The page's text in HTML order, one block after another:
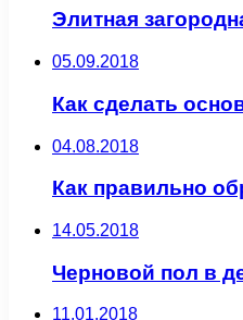
Элитная
05.09.2018
Как сделать
04.08.2018
Как правильно
14.05.2018
Черновой пол в
11.01.2018